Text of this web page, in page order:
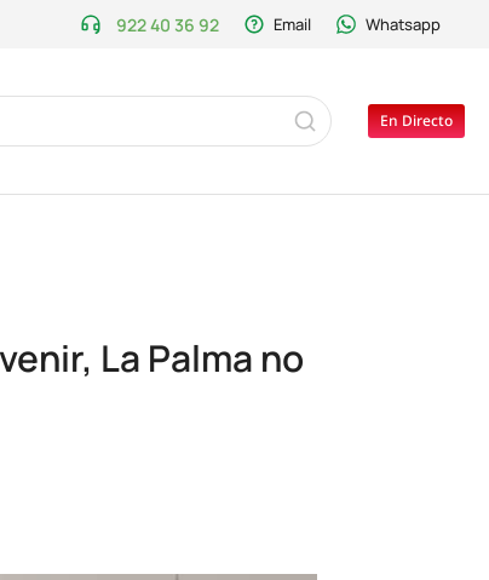
922 40 36 92 Email Whatsapp
En Directo
La Palma no